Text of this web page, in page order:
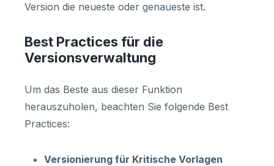
Version die neueste oder genaueste ist.
Best Practices für die
Versionsverwaltung
Um das Beste aus dieser Funktion
herauszuholen, beachten Sie folgende Best
Practices:
Versionierung für Kritische Vorlagen